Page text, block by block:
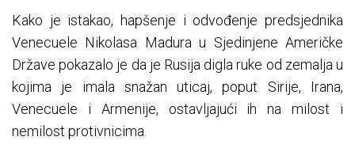
Kako je istakao, hapšenje i odvođenje predsjednika
Venecuele Nikolasa Madura u Sjedinjene Američke
Države pokazalo je da je Rusija digla ruke od zemalja u
kojima je imala snažan uticaj, poput Sirije, Irana,
Venecuele i Armenije, ostavljajući ih na milost i
nemilost protivnicima.